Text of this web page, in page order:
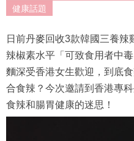
健康話題
日前丹麥回收3款韓國三養
辣椒素水平「可致食用者中
麵深受香港女生歡迎，到底
合食辣？今次邀請到香港專
食辣和腸胃健康的迷思！